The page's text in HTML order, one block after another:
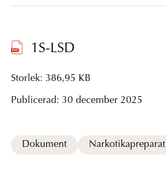
1S-LSD
Storlek: 386,95 KB
Publicerad: 30 december 2025
Dokument Narkotikapreparat